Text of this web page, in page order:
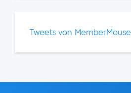
Tweets von MemberMouse